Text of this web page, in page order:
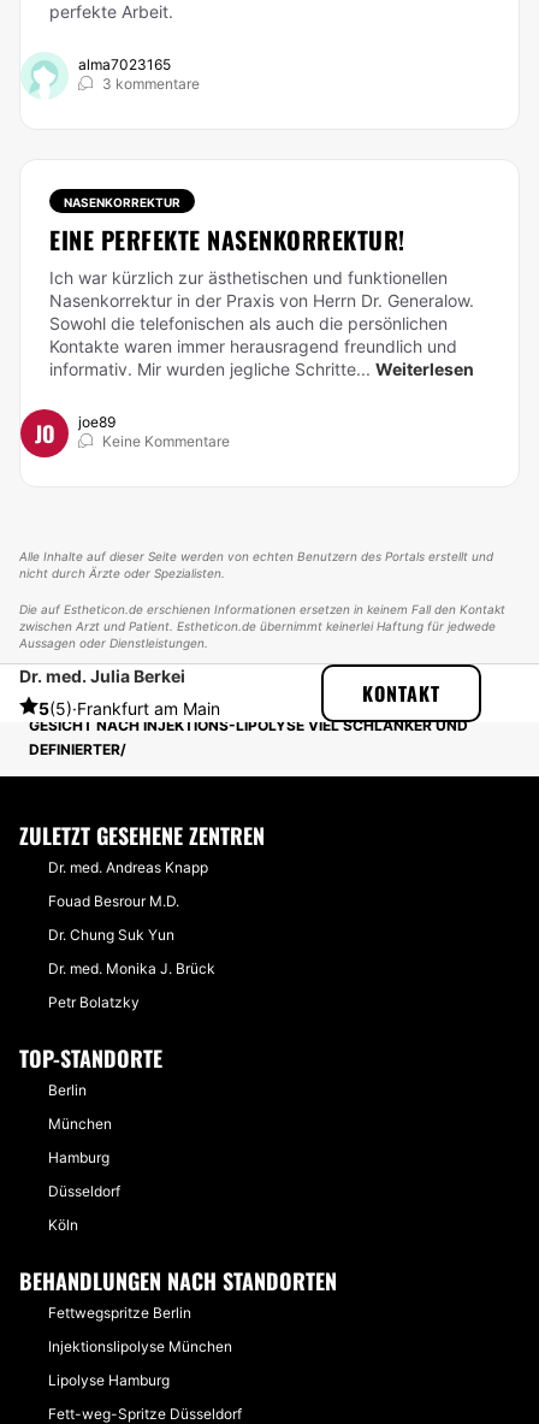
perfekte Arbeit.
alma7023165
3 kommentare
NASENKORREKTUR
EINE PERFEKTE NASENKORREKTUR!
Ich war kürzlich zur ästhetischen und funktionellen
Nasenkorrektur in der Praxis von Herrn Dr. Generalow.
Sowohl die telefonischen als auch die persönlichen
Kontakte waren immer herausragend freundlich und
informativ. Mir wurden jegliche Schritte... Weiterlesen
JO
joe89
Keine Kommentare
Alle Inhalte auf dieser Seite werden von echten Benutzern des Portals erstellt und
nicht durch Ärzte oder Spezialisten.
Die auf Estheticon.de erschienen Informationen ersetzen in keinem Fall den Kontakt
zwischen Arzt und Patient. Estheticon.de übernimmt keinerlei Haftung für jedwede
Aussagen oder Dienstleistungen.
Dr. med. Julia Berkei
5(5)·Frankfurt am Main
KONTAKT
ESTHETICON
ERFAHRUNGSBERICHTE
ERFAHRUNGSBERICHTE ÜBER FETT-WEG-SPRITZE
GESICHT NACH INJEKTIONS-LIPOLYSE VIEL SCHLANKER UND
DEFINIERTER
ZULETZT GESEHENE ZENTREN
Dr. med. Andreas Knapp
Fouad Besrour M.D.
Dr. Chung Suk Yun
Dr. med. Monika J. Brück
Petr Bolatzky
TOP-STANDORTE
Berlin
München
Hamburg
Düsseldorf
Köln
BEHANDLUNGEN NACH STANDORTEN
Fettwegspritze Berlin
Injektionslipolyse München
Lipolyse Hamburg
Fett-weg-Spritze Düsseldorf